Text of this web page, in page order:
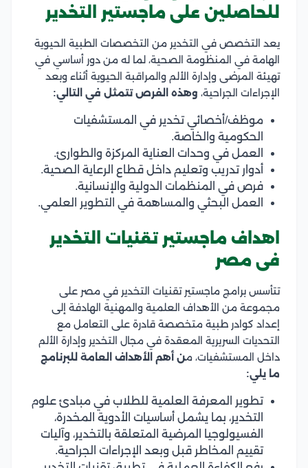
للحاصلين على ماجستير التخدير
يعد التخصص في التخدير من التخصصات الطبية الحيوية
الهامة في المنظومة الصحية، لما له من دور أساسي في
تهيئة المرضى وإدارة الألم والمراقبة الحيوية أثناء وبعد
الإجراءات الجراحية، وهذه الفرص تتمثل في التالي:
موظف/أخصائي تخدير في المستشفيات
الحكومية والخاصة.
العمل في وحدات العناية المركزة والطوارئ.
أدوار تدريب وتعليم داخل قطاع الرعاية الصحية.
فرص في المنظمات الدولية والإنسانية.
العمل البحثي والمساهمة في التطوير العلمي.
اهداف ماجستير تقنيات التخدير
فى مصر
تتأسس برامج ماجستير تقنيات التخدير في مصر على
مجموعة من الأهداف العلمية والمهنية الهادفة إلى
إعداد كوادر طبية متخصصة قادرة على التعامل مع
التحديات السريرية المعقدة في مجال التخدير وإدارة الألم
داخل المستشفيات، من أهم الأهداف العامة للبرنامج
ما يلي:
تطوير المعرفة العلمية للطلاب في مبادئ علوم
التخدير، بما يشمل أساسيات الأدوية المخدرة،
الفسيولوجيا المرضية المتعلقة بالتخدير، وآليات
تقييم المخاطر قبل وبعد الإجراءات الجراحية.